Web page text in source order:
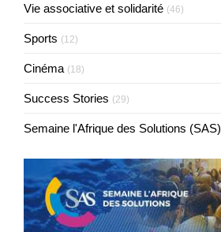
Vie associative et solidarité (46)
Sports (12)
Cinéma (18)
Success Stories (29)
Semaine l'Afrique des Solutions (SAS)